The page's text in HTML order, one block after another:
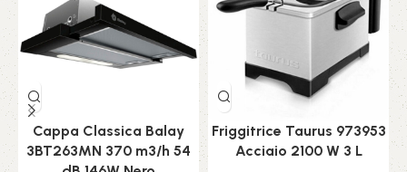
Cappa Classica Balay
3BT263MN 370 m3/h 54
Friggitrice Taurus 973953
Acciaio 2100 W 3 L